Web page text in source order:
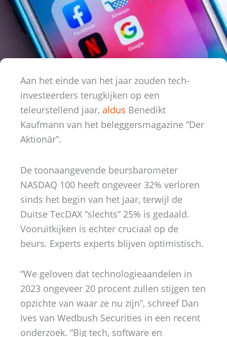
Aan het einde van het jaar zouden tech-
investeerders terugkijken op een
teleurstellend jaar, aldus Benedikt
Kaufmann van het beleggersmagazine “Der
Aktionär”.
De toonaangevende beursbarometer
NASDAQ 100 heeft ongeveer 32% verloren
sinds het begin van het jaar, terwijl de
Duitse TecDAX “slechts” 25% is gedaald.
Vooruitkijken is echter cruciaal op de
beurs. Experts experts blijven optimistisch.
“We geloven dat technologieaandelen in
2023 ongeveer 20 procent zullen stijgen ten
opzichte van waar ze nu zijn”, schreef Dan
Ives van Wedbush Securities in een recent
onderzoek. “Big tech, software en